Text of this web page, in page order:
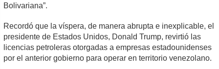
Bolivariana”.
Recordó que la víspera, de manera abrupta e inexplicable, el
presidente de Estados Unidos, Donald Trump, revirtió las
licencias petroleras otorgadas a empresas estadounidenses
por el anterior gobierno para operar en territorio venezolano.